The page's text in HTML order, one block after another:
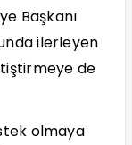
Başkanı
ilerleyen
de
olmaya